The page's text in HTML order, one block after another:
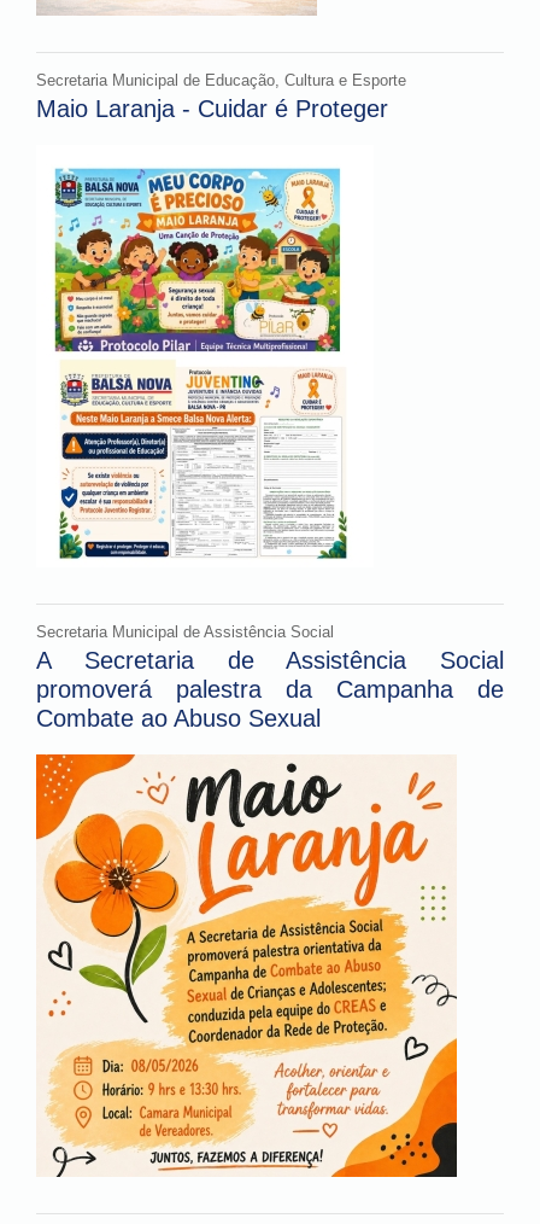
Secretaria Municipal de Educação, Cultura e Esporte
Maio Laranja - Cuidar é Proteger
Secretaria Municipal de Assistência Social
A Secretaria de Assistência Social
promoverá palestra da Campanha de
Combate ao Abuso Sexual